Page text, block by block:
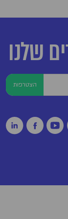
שלנו
הצטרפות